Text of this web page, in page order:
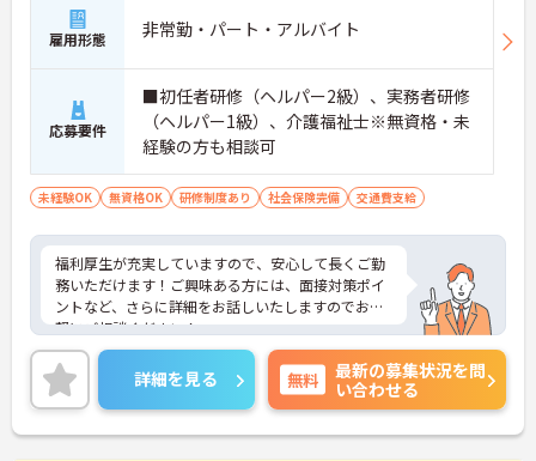
雇用形態 非常勤・パート・アルバイト
応募要件
■初任者研修（ヘルパー2級）、実務者研修
（ヘルパー1級）、介護福祉士※無資格・未
経験の方も相談可
未経験OK 無資格OK 研修制度あり 社会保険完備 交通費支給
福利厚生が充実していますので、安心して長くご勤
務いただけます！ご興味ある方には、面接対策ポイ
ントなど、さらに詳細をお話しいたしますのでお気
軽にご相談ください！
詳細を見る 無料
最新の募集状況を問
い合わせる